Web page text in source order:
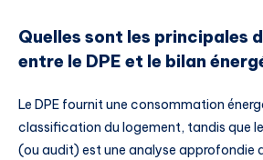
Quelles sont les principales
entre le DPE et le bilan
Le DPE fournit une consommation
classification du logement, tandis que
(ou audit) est une analyse approfondie